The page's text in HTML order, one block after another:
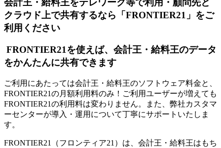
クラウド上で共有するなら「FRONTIER21」をご
利用ください
FRONTIER21を使えば、会計王・給料王のデータ
をかんたんに共有できます
ご利用にあたっては会計王・給料王のソフトウェア料金と、
FRONTIER21の月額利用料のみ！ご利用ユーザーが増えても
FRONTIER21の利用料は変わりません。また、弊社カスタマ
ーセンターが導入・運用について丁寧にサポートいたしま
す。
FRONTIER21（フロンティア21）は、会計王・給料王はもち